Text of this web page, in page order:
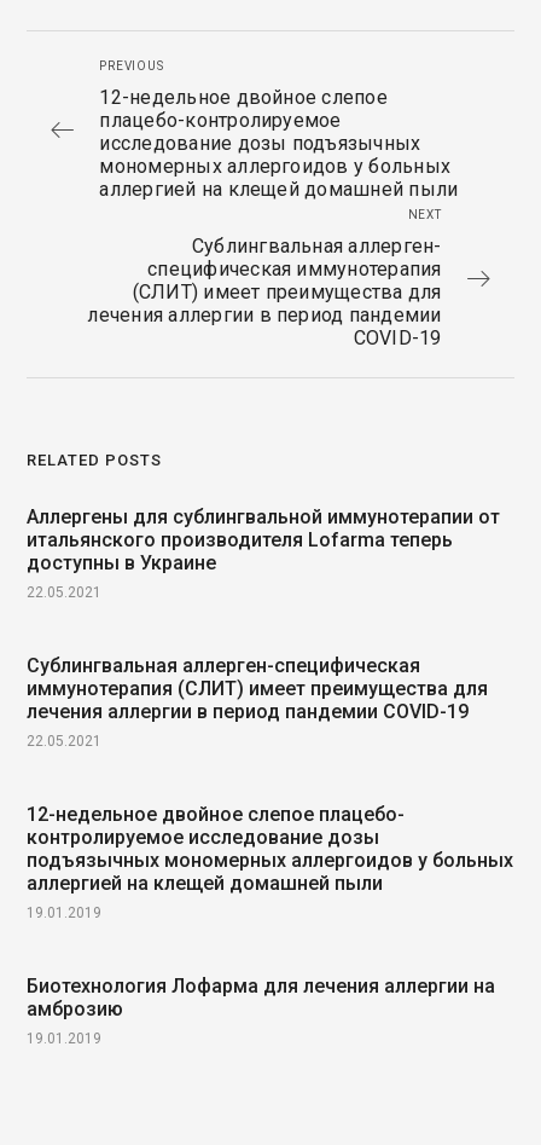
PREVIOUS
12-недельное двойное слепое
плацебо-контролируемое
исследование дозы подъязычных
мономерных аллергоидов у больных
аллергией на клещей домашней пыли
NEXT
Сублингвальная аллерген-
специфическая иммунотерапия
(СЛИТ) имеет преимущества для
лечения аллергии в период пандемии
COVID-19
RELATED POSTS
Аллергены для сублингвальной иммунотерапии от
итальянского производителя Lofarma теперь
доступны в Украине
22.05.2021
Сублингвальная аллерген-специфическая
иммунотерапия (СЛИТ) имеет преимущества для
лечения аллергии в период пандемии COVID-19
22.05.2021
12-недельное двойное слепое плацебо-
контролируемое исследование дозы
подъязычных мономерных аллергоидов у больных
аллергией на клещей домашней пыли
19.01.2019
Биотехнология Лофарма для лечения аллергии на
амброзию
19.01.2019